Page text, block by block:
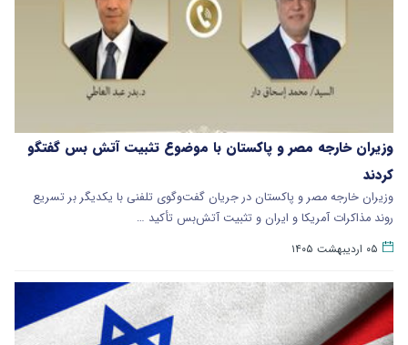
وزیران خارجه مصر و پاکستان با موضوع تثبیت آتش بس گفتگو
کردند
وزیران خارجه مصر و پاکستان در جریان گفت‌وگوی تلفنی با یکدیگر بر تسریع
روند مذاکرات آمریکا و ایران و تثبیت آتش‌بس تأکید …
۰۵ اردیبهشت ۱۴۰۵